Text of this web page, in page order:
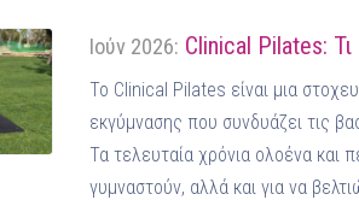
Ιούν 2026: Clinical Pilates:
Το Clinical Pilates είναι μια
εκγύμνασης που συνδυάζει τις
Τα τελευταία χρόνια ολοένα και
γυμναστούν, αλλά και για να